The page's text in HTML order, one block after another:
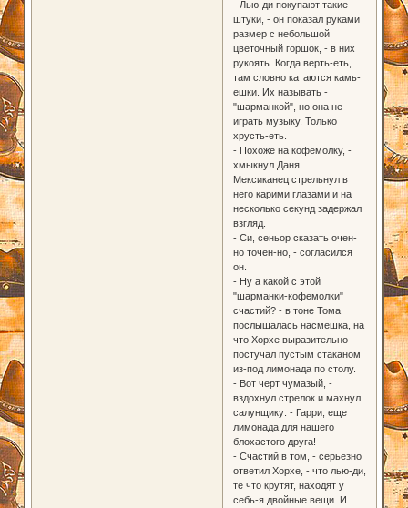
- Лью-ди покупают такие
штуки, - он показал руками
размер с небольшой
цветочный горшок, - в них
рукоять. Когда верть-еть,
там словно катаются камь-
ешки. Их называть -
"шарманкой", но она не
играть музыку. Только
хрусть-еть.
- Похоже на кофемолку, -
хмыкнул Даня.
Мексиканец стрельнул в
него карими глазами и на
несколько секунд задержал
взгляд.
- Си, сеньор сказать очен-
но точен-но, - согласился
он.
- Ну а какой с этой
"шарманки-кофемолки"
счастий? - в тоне Тома
послышалась насмешка, на
что Хорхе выразительно
постучал пустым стаканом
из-под лимонада по столу.
- Вот черт чумазый, -
вздохнул стрелок и махнул
салунщику: - Гарри, еще
лимонада для нашего
блохастого друга!
- Счастий в том, - серьезно
ответил Хорхе, - что лью-ди,
те что крутят, находят у
себь-я двойные вещи. И